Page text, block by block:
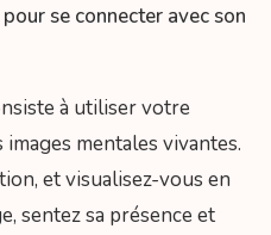
se connecter avec son
à utiliser votre
mentales vivantes.
et visualisez-vous en
sentez sa présence et